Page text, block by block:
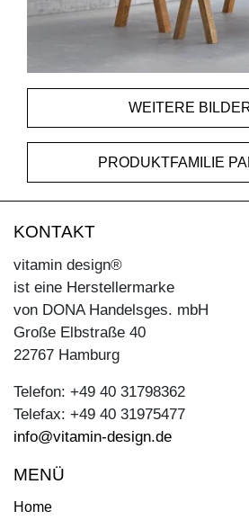
WEITERE
PRODUKTFAMILIE
KONTAKT
vitamin design®
ist eine Herstellermarke
von DONA Handelsges. mbH
Große Elbstraße 40
22767 Hamburg
Telefon: +49 40 31798362
Telefax: +49 40 31975477
info@vitamin-design.de
MENÜ
Home